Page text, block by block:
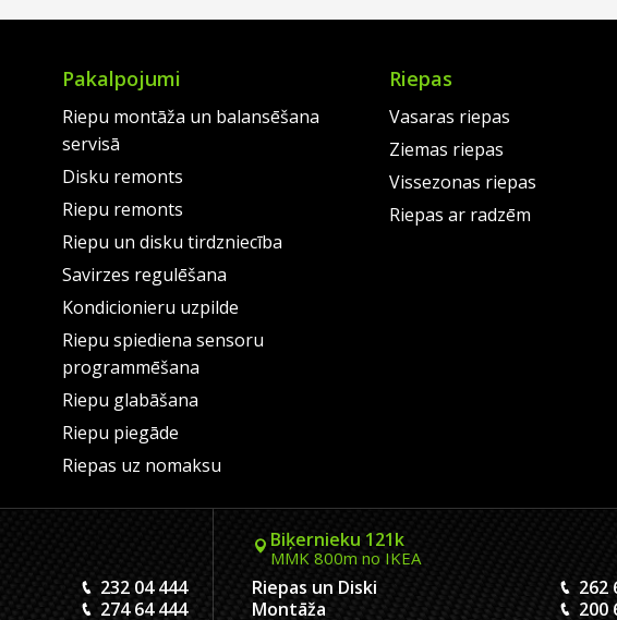
Pakalpojumi
Riepu montāža un balansēšana
servisā
Disku remonts
Riepu remonts
Riepu un disku tirdzniecība
Savirzes regulēšana
Kondicionieru uzpilde
Riepu spiediena sensoru
programmēšana
Riepu glabāšana
Riepu piegāde
Riepas uz nomaksu
Riepas
Vasaras riepas
Ziemas riepas
Vissezonas riepas
Riepas ar radzēm
232 04 444
274 64 444
Biķernieku 121k
MMK 800m no IKEA
Riepas un Diski
262
Montāža
200